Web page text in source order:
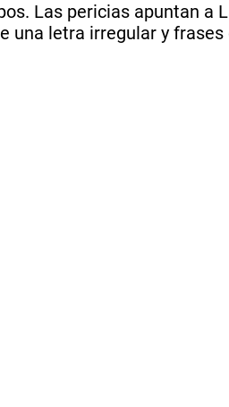
Las pericias apuntan a
una letra irregular y frases